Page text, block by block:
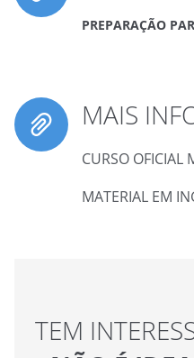
PREPARAÇÃO
MAIS
CURSO OFICIAL
MATERIAL EM
TEM